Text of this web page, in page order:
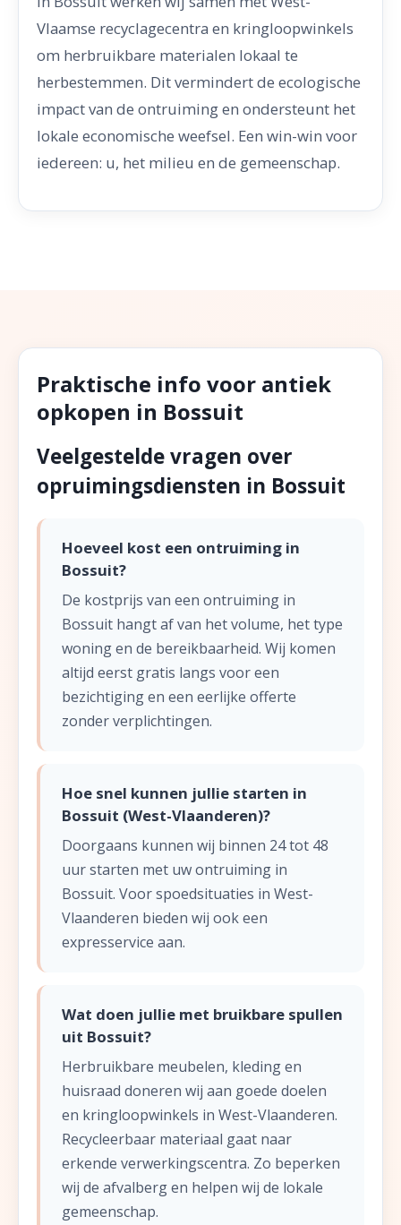
Vlaamse recyclagecentra en kringloopwinkels
om herbruikbare materialen lokaal te
herbestemmen. Dit vermindert de ecologische
impact van de ontruiming en ondersteunt het
lokale economische weefsel. Een win-win voor
iedereen: u, het milieu en de gemeenschap.
Praktische info voor antiek
opkopen in Bossuit
Veelgestelde vragen over
opruimingsdiensten in Bossuit
Hoeveel kost een ontruiming in
Bossuit?
De kostprijs van een ontruiming in
Bossuit hangt af van het volume, het type
woning en de bereikbaarheid. Wij komen
altijd eerst gratis langs voor een
bezichtiging en een eerlijke offerte
zonder verplichtingen.
Hoe snel kunnen jullie starten in
Bossuit (West-Vlaanderen)?
Doorgaans kunnen wij binnen 24 tot 48
uur starten met uw ontruiming in
Bossuit. Voor spoedsituaties in West-
Vlaanderen bieden wij ook een
expresservice aan.
Wat doen jullie met bruikbare spullen
uit Bossuit?
Herbruikbare meubelen, kleding en
huisraad doneren wij aan goede doelen
en kringloopwinkels in West-Vlaanderen.
Recycleerbaar materiaal gaat naar
erkende verwerkingscentra. Zo beperken
wij de afvalberg en helpen wij de lokale
gemeenschap.